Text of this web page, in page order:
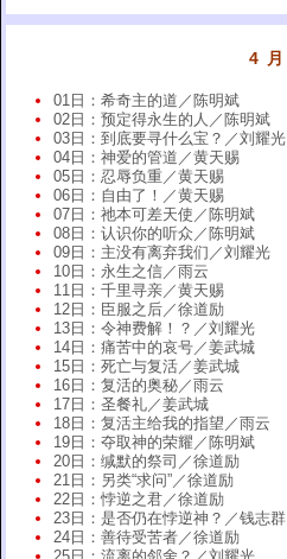
4 月
01日：希奇主的道／陈明斌
02日：预定得永生的人／陈明斌
03日：到底要寻什么宝？／刘耀光
04日：神爱的管道／黄天赐
05日：忍辱负重／黄天赐
06日：自由了！／黄天赐
07日：祂本可差天使／陈明斌
08日：认识你的听众／陈明斌
09日：主没有离弃我们／刘耀光
10日：永生之信／雨云
11日：千里寻亲／黄天赐
12日：臣服之后／徐道励
13日：令神费解！？／刘耀光
14日：痛苦中的哀号／姜武城
15日：死亡与复活／姜武城
16日：复活的奥秘／雨云
17日：圣餐礼／姜武城
18日：复活主给我的指望／雨云
19日：夺取神的荣耀／陈明斌
20日：缄默的祭司／徐道励
21日：另类“求问”／徐道励
22日：悖逆之君／徐道励
23日：是否仍在悖逆神？／钱志群
24日：善待受苦者／徐道励